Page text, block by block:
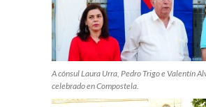
A cónsul Laura Urra, Pedro Trigo e Valentín
celebrado en Compostela.